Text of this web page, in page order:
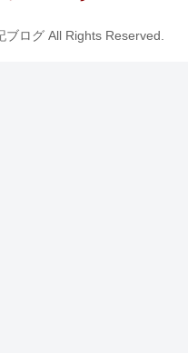
ログ All Rights Reserved.